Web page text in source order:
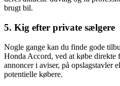
brugt bil.
5. Kig efter private sælgere
Nogle gange kan du finde gode
Honda Accord, ved at købe direkte
annoncer i aviser, på opslagstavler
potentielle købere.